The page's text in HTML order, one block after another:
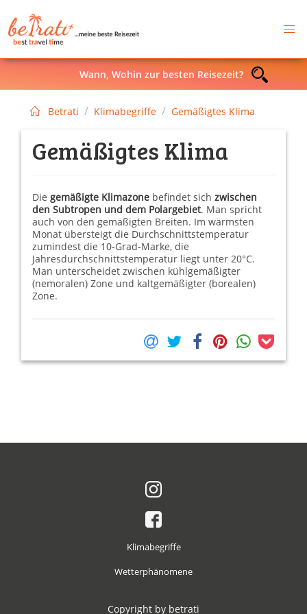
Betrati Klimabegriffe Gemäßigtes Klima
Gemäßigtes Klima
Diegemäßigte Klimazone befindet sichzwischen
den Subtropen und dem Polargebiet. Man spricht
auch von den gemäßigten Breiten. Im wärmsten
Monat übersteigt die Durchschnittstemperatur
zumindest die 10-Grad-Marke, die
Jahresdurchschnittstemperatur liegt unter 20°C.
Man unterscheidet zwischen kühlgemäßigter
(nemoralen) Zone und kaltgemäßigter (borealen)
Zone.
Wann, Wohin zur besten Reisezeit?
Klimabegriffe
Wetterphänomene
Copyright by betrati